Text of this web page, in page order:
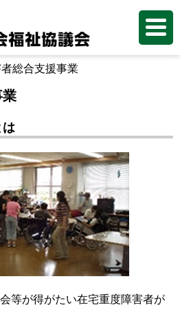
総合支援事業
業
は
等が得がたい在宅重度障害者が